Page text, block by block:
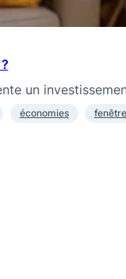
un
économies